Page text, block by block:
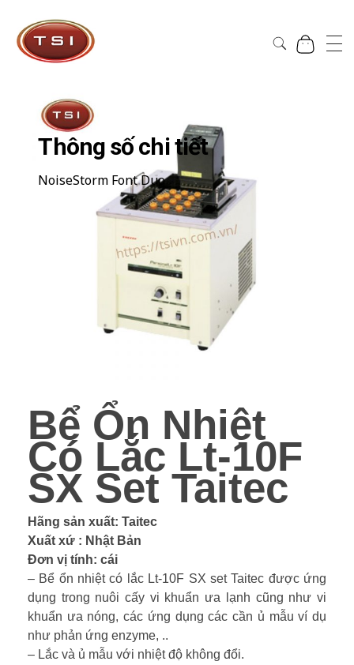
Bể Ổn Nhiệt
Có Lắc Lt-10F
SX Set Taitec
Hãng sản xuất: Taitec
Xuất xứ : Nhật Bản
Đơn vị tính: cái
– Bể ổn nhiệt có lắc Lt-10F SX set Taitec được ứng
dụng trong nuôi cấy vi khuẩn ưa lạnh cũng như vi
khuẩn ưa nóng, các ứng dụng các cần ủ mẫu ví dụ
như phản ứng enzyme, ..
– Lắc và ủ mẫu với nhiệt độ không đổi.